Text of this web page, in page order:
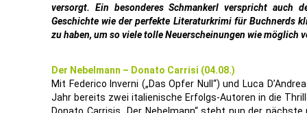
versorgt. Ein besonderes Schmankerl verspricht auch
Geschichte wie der perfekte Literaturkrimi für Buchnerds
zu haben, um so viele tolle Neuerscheinungen wie möglich
Der Nebelmann – Donato Carrisi (04.08.)
Mit Federico Inverni („Das Opfer Null“) und Luca
Jahr bereits zwei italienische Erfolgs-Autoren in die